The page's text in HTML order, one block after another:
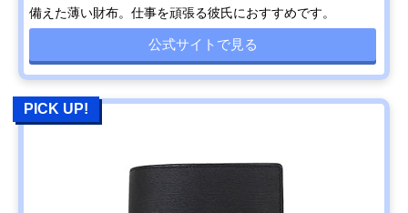
備えた薄い財布。仕事を頑張る彼氏におすすめです。
公式サイトで見る
PICK UP!